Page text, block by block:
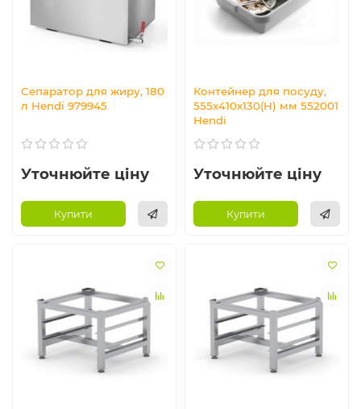
Сепаратор для жиру, 180
л Hendi 979945
Уточнюйте ціну
Купити
Контейнер для посуду,
555x410x130(H) мм 552001
Hendi
Уточнюйте ціну
Купити